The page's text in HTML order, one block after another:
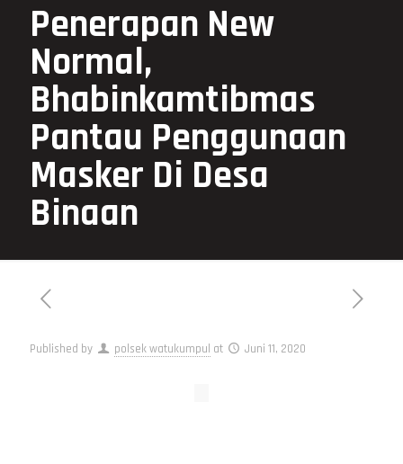
Penerapan New
Normal,
Bhabinkamtibmas
Pantau Penggunaan
Masker Di Desa
Binaan
Published by polsek watukumpul at Juni 11, 2020